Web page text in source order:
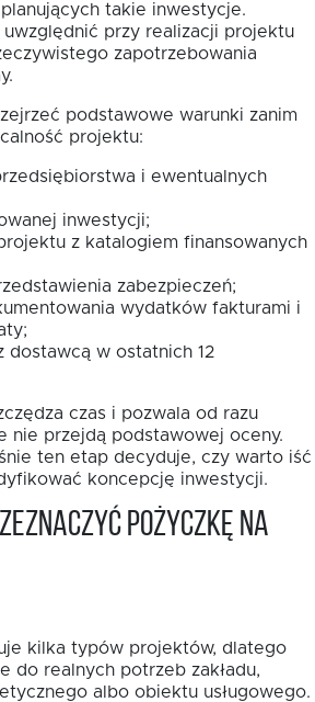
takie inwestycje.
uwzględnić przy realizacji projektu
zapotrzebowania
podstawowe warunki zanim
projektu:
i ewentualnych
inwestycji;
z katalogiem finansowanych
zabezpieczeń;
wydatków fakturami i
dostawcą w ostatnich 12
czas i pozwala od razu
nie przejdą podstawowej oceny.
ten etap decyduje, czy warto iść
koncepcję inwestycji.
pożyczkę na
kilka typów projektów, dlatego
do realnych potrzeb zakładu,
albo obiektu usługowego.